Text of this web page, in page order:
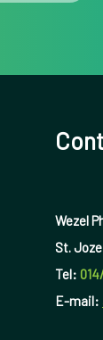
Wezel
St.
Tel:
E-mail: